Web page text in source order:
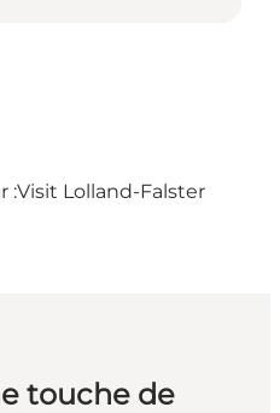
:Visit Lolland-Falster
touche de